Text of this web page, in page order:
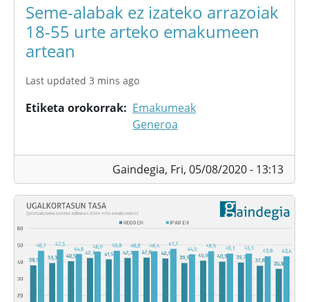
Seme-alabak ez izateko arrazoiak
18-55 urte arteko emakumeen
artean
Last updated 3 mins ago
Etiketa orokorrak
Emakumeak
Generoa
Gaindegia, Fri, 05/08/2020 - 13:13